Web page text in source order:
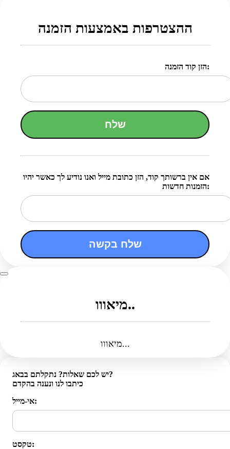
ההצטרפות באמצעות הזמנה
הזן קוד הזמנה:
שלח
אם אין ברשותך קוד, הזן כתובת מייל ואנו נודיע לך כאשר יהיו
הזמנות חדשות:
שלח בקשה
מיאווו..
מיאווו...
יש לכם שאלות? נתקלתם בבאג?
כיתבו לנו ונענה בהקדם
אי-מייל:
טקסט: